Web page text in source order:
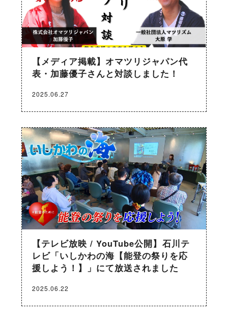
【メディア掲載】オマツリジャパン代
表・加藤優子さんと対談しました！
2025.06.27
【テレビ放映 / YouTube公開】石川テ
レビ「いしかわの海【能登の祭りを応
援しよう！】」にて放送されました
2025.06.22